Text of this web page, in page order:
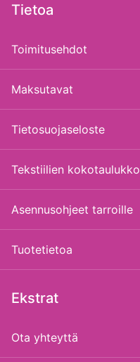
Tietoa
Toimitusehdot
Maksutavat
Tietosuojaseloste
Tekstiilien kokotaulukko
Asennusohjeet tarroille
Tuotetietoa
Ekstrat
Ota yhteyttä